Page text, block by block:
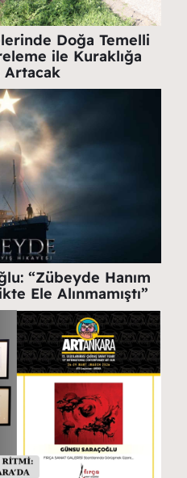
Doğa Temelli
ile Kuraklığa
Artacak
“Zübeyde Hanım
Ele Alınmamıştı”